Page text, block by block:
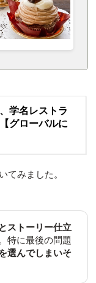
学名レストラ
グローバルに
てみました。
ストーリー仕立
特に最後の問題
選んでしまいそ